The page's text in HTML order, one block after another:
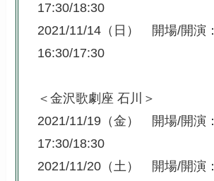
17:30/18:30
2021/11/14（日） 開場/開演：
16:30/17:30
＜金沢歌劇座 石川＞
2021/11/19（金） 開場/開演：
17:30/18:30
2021/11/20（土） 開場/開演：